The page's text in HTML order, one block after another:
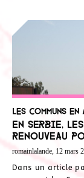
Les communs
En serbie,
renouveau
romainlalande, 12 mars
Dans un article